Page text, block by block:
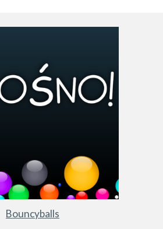
Bouncyballs